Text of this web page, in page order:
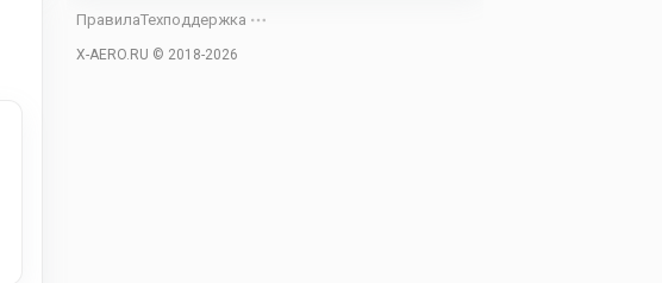
ПравилаТехподдержка
X-AERO.RU © 2018-2026